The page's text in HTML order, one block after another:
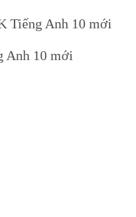
Tiếng Anh 10 mới
Anh 10 mới